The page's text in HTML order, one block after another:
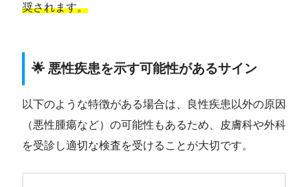
奨されます。
🌟 悪性疾患を示す可能性があるサイン
以下のような特徴がある場合は、良性疾患以外の原因
（悪性腫瘍など）の可能性もあるため、皮膚科や外科
を受診し適切な検査を受けることが大切です。